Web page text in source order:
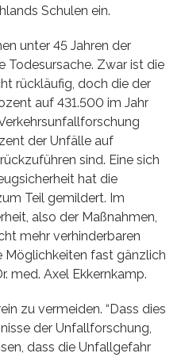
Schulen ein.
unter 45 Jahren der
Todesursache. Zwar ist die
rückläufig, doch die der
auf 431.500 im Jahr
der Unfälle auf
sind. Eine sich
hat die
Teil gemildert. Im
also der Maßnahmen,
mehr verhinderbaren
Möglichkeiten fast gänzlich
med. Axel Ekkernkamp.
zu vermeiden. “Dass dies
der Unfallforschung,
dass die Unfallgefahr